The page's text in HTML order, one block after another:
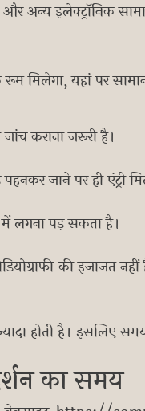
अन्य इलेक्ट्रॉनिक
मिलेगा, यहां पर
कराना जरूरी है।
जाने पर ही एंट्री
लगना पड़ सकता है।
की इजाजत
होती है। इसलिए
का समय